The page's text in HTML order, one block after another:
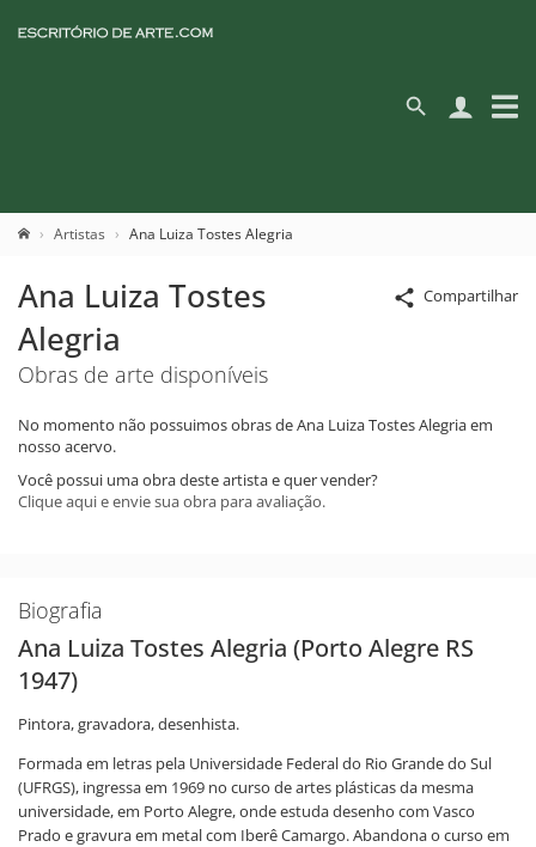
Artistas Ana Luiza Tostes Alegria
Compartilhar
Ana Luiza Tostes
Alegria
Obras de arte disponíveis
No momento não possuimos obras de Ana Luiza Tostes Alegria em
nosso acervo.
Você possui uma obra deste artista e quer vender?
Clique aqui e envie sua obra para avaliação.
Biografia
Ana Luiza Tostes Alegria (Porto Alegre RS
1947)
Pintora, gravadora, desenhista.
Formada em letras pela Universidade Federal do Rio Grande do Sul
(UFRGS), ingressa em 1969 no curso de artes plásticas da mesma
universidade, em Porto Alegre, onde estuda desenho com Vasco
Prado e gravura em metal com Iberê Camargo. Abandona o curso em